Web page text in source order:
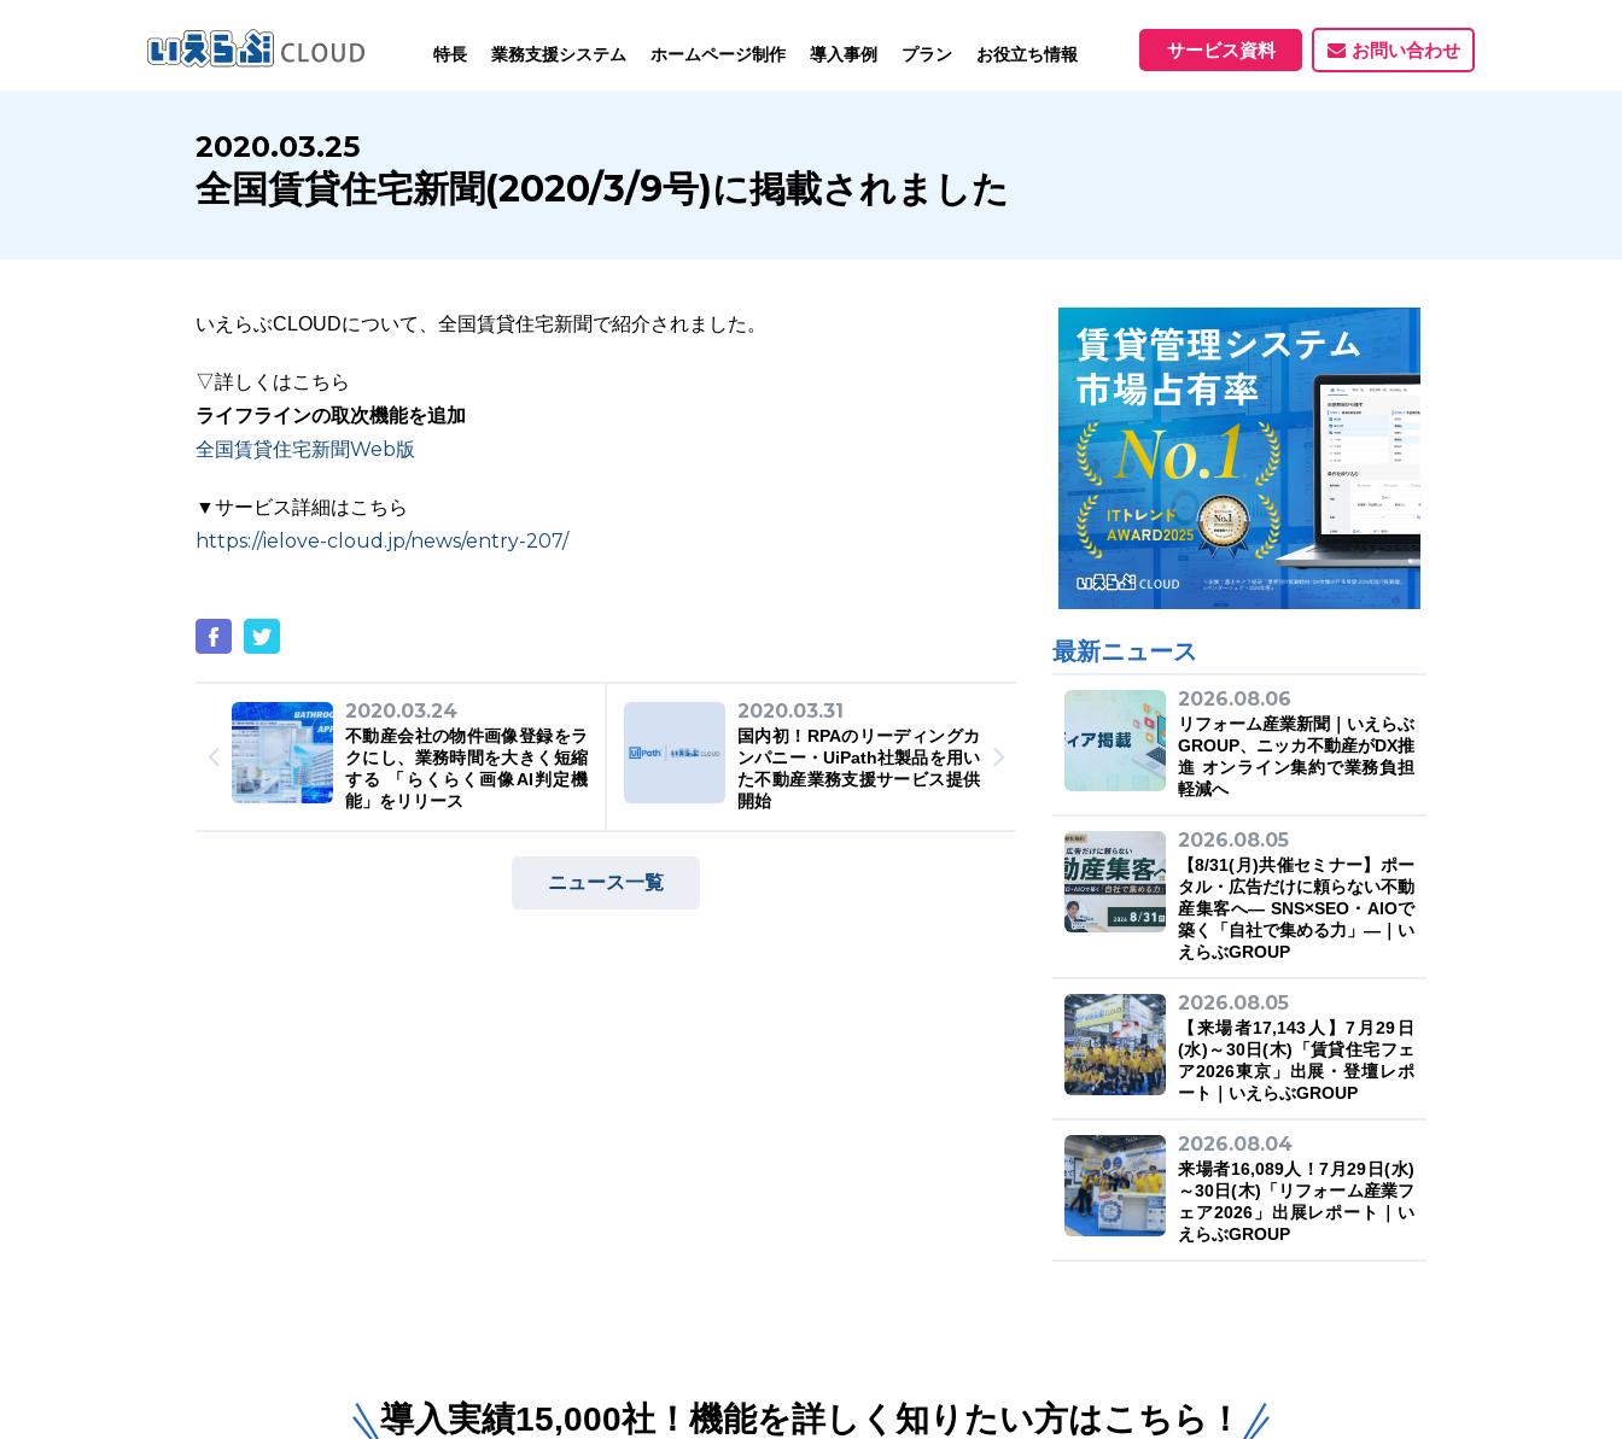
特長 業務支援システム
SYSTEM
いえらぶCLOUDは不動産業務を
幅広く支援しています。
業務向け機能
売買仲介
業務向け機能 業務向け機能
ホームページ制作
HOMEPAGE
いえらぶは集客用ホームページを
不動産業に特化して制作しています。
制作について
制作の流れ
導入事例
PERFORMANCE
いえらぶCLOUDを実際にご利用の
お客様の声と制作実績のご紹介です。
ユーザーインタビュー
プラン お役立ち情報
INFORMATION
いえらぶCLOUDや不動産業界に関する
ニュース･ノウハウをお伝えします。
ニュース一覧 お役立ちブログ
サービス資料 お問い合わせ
2020.03.25
全国賃貸住宅新聞(2020/3/9号)に掲載されました
いえらぶCLOUDについて、全国賃貸住宅新聞で紹介されました。
▽詳しくはこちら
ライフラインの取次機能を追加
全国賃貸住宅新聞Web版
▼サービス詳細はこちら
https://ielove-cloud.jp/news/entry-207/
2020.03.24
不動産会社の物件画像登録をラ
クにし、業務時間を大きく短縮
する 「らくらく画像AI判定機
能」をリリース
2020.03.31
国内初！RPAのリーディングカ
ンパニー・UiPath社製品を用い
た不動産業務支援サービス提供
開始
ニュース一覧
最新ニュース
2026.08.06
リフォーム産業新聞｜いえらぶ
GROUP、ニッカ不動産がDX推
進 オンライン集約で業務負担
軽減へ
2026.08.05
【8/31(月)共催セミナー】ポー
タル・広告だけに頼らない不動
産集客へ― SNS×SEO・AIOで
築く「自社で集める力」―｜い
えらぶGROUP
2026.08.05
【来場者17,143人】7月29日
(水)～30日(木)「賃貸住宅フェ
ア2026東京」出展・登壇レポ
ート｜いえらぶGROUP
2026.08.04
来場者16,089人！7月29日(水)
～30日(木)「リフォーム産業フ
ェア2026」出展レポート｜い
えらぶGROUP
導入実績15,000社！ 機能を詳しく知りたい方はこちら！